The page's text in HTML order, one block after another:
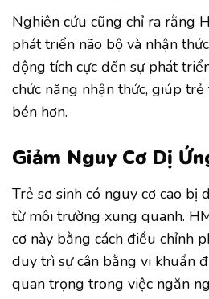
Nghiên cứu cũng chỉ ra rằng
phát triển não bộ và nhận
động tích cực đến sự phát
chức năng nhận thức, giúp
bén hơn.
Giảm Nguy Cơ Dị
Trẻ sơ sinh có nguy cơ cao bị
từ môi trường xung quanh.
cơ này bằng cách điều chỉnh
duy trì sự cân bằng vi khuẩn
quan trọng trong việc ngăn